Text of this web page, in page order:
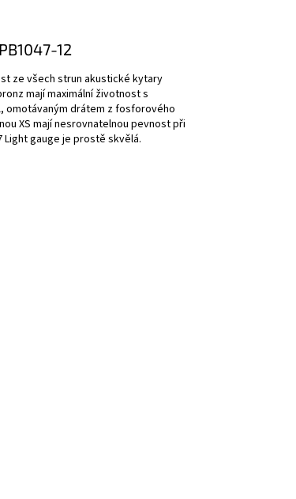
12
ze všech strun akustické kytary
mají maximální životnost s
omotávaným drátem z fosforového
XS mají nesrovnatelnou pevnost při
gauge je prostě skvělá.